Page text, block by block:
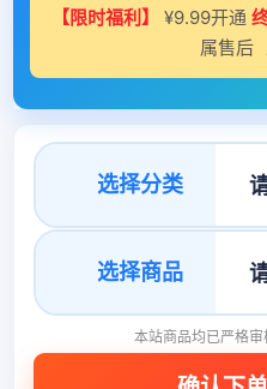
【限时福利】 ¥9.99开通
属售后
选择分类
选择商品
本站商品均已严格审